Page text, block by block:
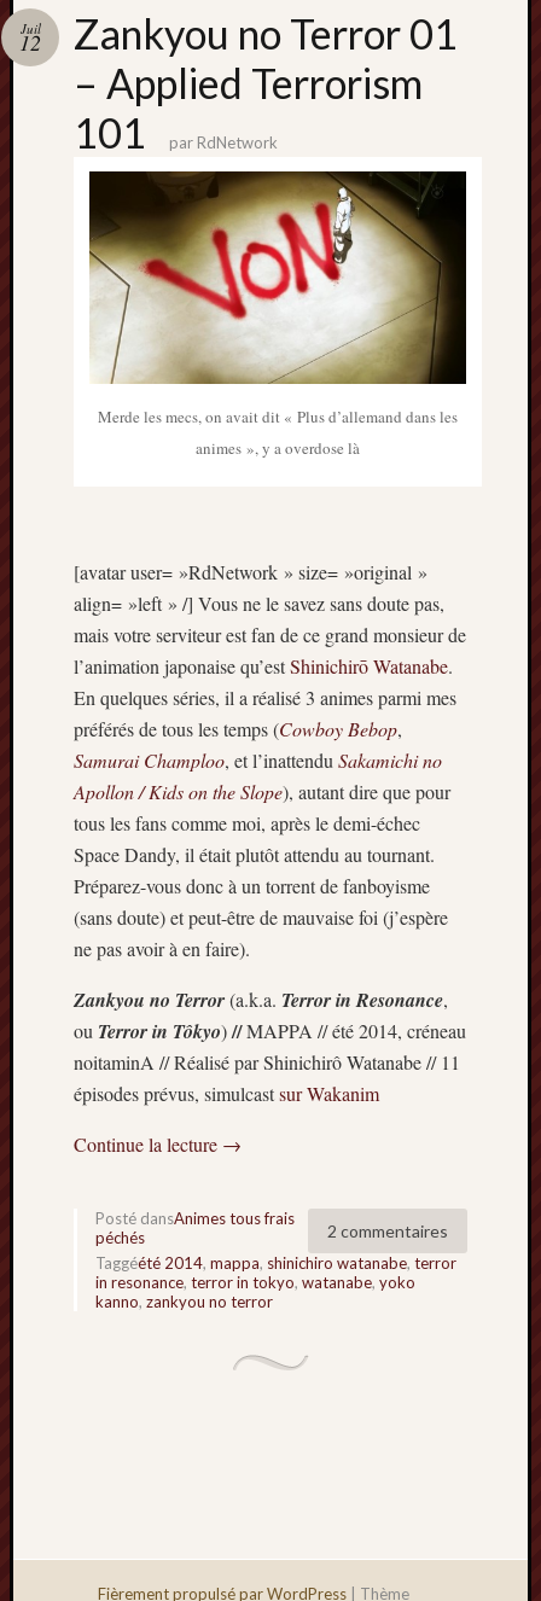
Zankyou no Terror 01
– Applied Terrorism
101
Juil
12
par RdNetwork
Merde les mecs, on avait dit « Plus d’allemand dans les
animes », y a overdose là
[avatar user= »RdNetwork » size= »original »
align= »left » /] Vous ne le savez sans doute pas,
mais votre serviteur est fan de ce grand monsieur de
l’animation japonaise qu’estShinichirō Watanabe.
En quelques séries, il a réalisé 3 animes parmi mes
préférés de tous les temps (Cowboy Bebop,
Samurai Champloo, et l’inattendu Sakamichi no
Apollon / Kids on the Slope), autant dire que pour
tous les fans comme moi, après le demi-échec
Space Dandy, il était plutôt attendu au tournant.
Préparez-vous donc à un torrent de fanboyisme
(sans doute) et peut-être de mauvaise foi (j’espère
ne pas avoir à en faire).
Zankyou no Terror(a.k.a. Terror in Resonance,
ou Terror in Tôkyo)//MAPPA // été 2014, créneau
noitaminA // Réalisé par Shinichirô Watanabe // 11
épisodes prévus, simulcastsur Wakanim
Continue la lecture →
2 commentaires
Posté dansAnimes tous frais
péchés
Taggéété 2014, mappa, shinichiro watanabe, terror
in resonance, terror in tokyo, watanabe, yoko
kanno, zankyou no terror
Fièrement propulsé par WordPress Thème